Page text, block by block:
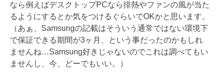
なら例えばデスクトップPCなら排熱やファンの風が当た
るようにするとか気をつけるぐらいでOKかと思います。
（あぁ、Samsungの記載はそういう通常ではない環境下
で保証できる期間が3ヶ月、という事だったのかもしれ
ませんね…Samsung好きじゃないのでこれは調べてもい
ませんし、今、どーでもいい。）